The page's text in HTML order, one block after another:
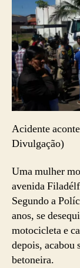
Acidente
Divulgação)
Uma mulher
avenida
Segundo a
anos, se
motocicleta e
depois, acabou
betoneira.